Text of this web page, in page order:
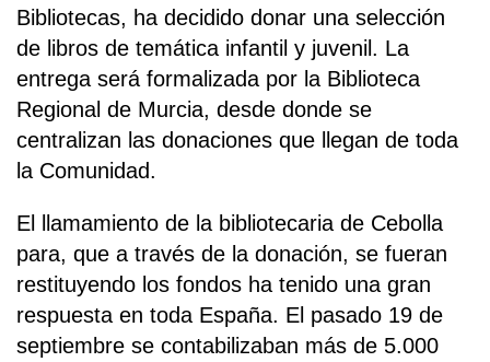
Bibliotecas, ha decidido donar una selección
de libros de temática infantil y juvenil. La
entrega será formalizada por la Biblioteca
Regional de Murcia, desde donde se
centralizan las donaciones que llegan de toda
la Comunidad.
El llamamiento de la bibliotecaria de Cebolla
para, que a través de la donación, se fueran
restituyendo los fondos ha tenido una gran
respuesta en toda España. El pasado 19 de
septiembre se contabilizaban más de 5.000